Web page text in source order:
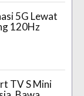
5G Lewat
120Hz
TV S Mini